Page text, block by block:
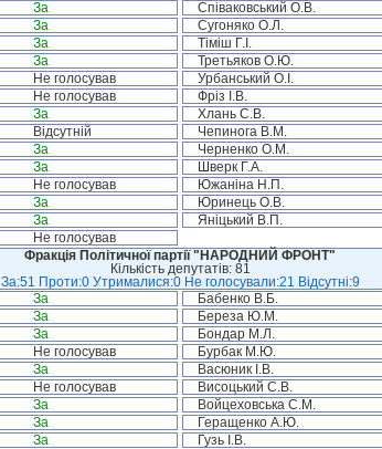
За Співаковський О.В.
За Сугоняко О.Л.
За Тіміш Г.І.
За Третьяков О.Ю.
Не голосував Урбанський О.І.
Не голосував Фріз І.В.
За Хлань С.В.
Відсутній Чепинога В.М.
За Черненко О.М.
За Шверк Г.А.
Не голосував Южаніна Н.П.
За Юринець О.В.
За Яніцький В.П.
Не голосував
Фракція Політичної партії "НАРОДНИЙ ФРОНТ"
Кількість депутатів: 81
За:51 Проти:0 Утрималися:0 Не голосували:21 Відсутні:9
За Бабенко В.Б.
За Береза Ю.М.
За Бондар М.Л.
Не голосував Бурбак М.Ю.
За Васюник І.В.
Не голосував Висоцький С.В.
За Войцеховська С.М.
За Геращенко А.Ю.
За Гузь І.В.